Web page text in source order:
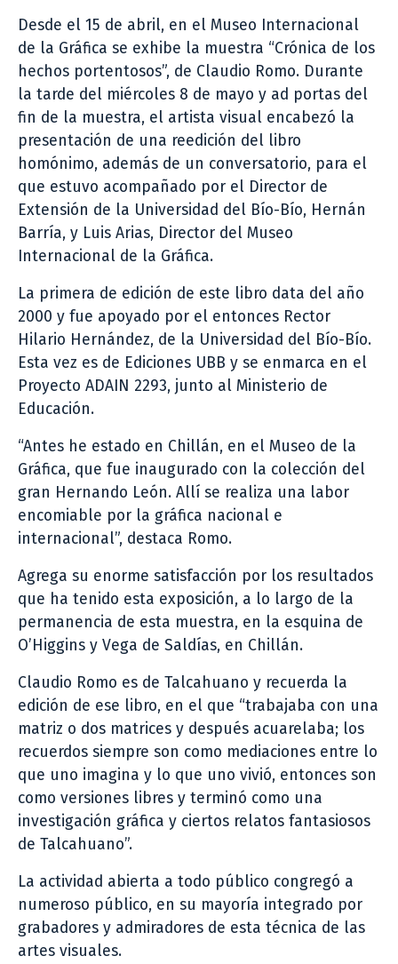
Desde el 15 de abril, en el Museo Internacional
de la Gráfica se exhibe la muestra “Crónica de los
hechos portentosos”, de Claudio Romo. Durante
la tarde del miércoles 8 de mayo y ad portas del
fin de la muestra, el artista visual encabezó la
presentación de una reedición del libro
homónimo, además de un conversatorio, para el
que estuvo acompañado por el Director de
Extensión de la Universidad del Bío-Bío, Hernán
Barría, y Luis Arias, Director del Museo
Internacional de la Gráfica.
La primera de edición de este libro data del año
2000 y fue apoyado por el entonces Rector
Hilario Hernández, de la Universidad del Bío-Bío.
Esta vez es de Ediciones UBB y se enmarca en el
Proyecto ADAIN 2293, junto al Ministerio de
Educación.
“Antes he estado en Chillán, en el Museo de la
Gráfica, que fue inaugurado con la colección del
gran Hernando León. Allí se realiza una labor
encomiable por la gráfica nacional e
internacional”, destaca Romo.
Agrega su enorme satisfacción por los resultados
que ha tenido esta exposición, a lo largo de la
permanencia de esta muestra, en la esquina de
O’Higgins y Vega de Saldías, en Chillán.
Claudio Romo es de Talcahuano y recuerda la
edición de ese libro, en el que “trabajaba con una
matriz o dos matrices y después acuarelaba; los
recuerdos siempre son como mediaciones entre lo
que uno imagina y lo que uno vivió, entonces son
como versiones libres y terminó como una
investigación gráfica y ciertos relatos fantasiosos
de Talcahuano”.
La actividad abierta a todo público congregó a
numeroso público, en su mayoría integrado por
grabadores y admiradores de esta técnica de las
artes visuales.